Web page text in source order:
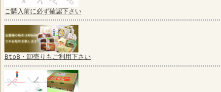
ご購入前に必ず確認下さい
BtoB・卸売りもご利用下さい